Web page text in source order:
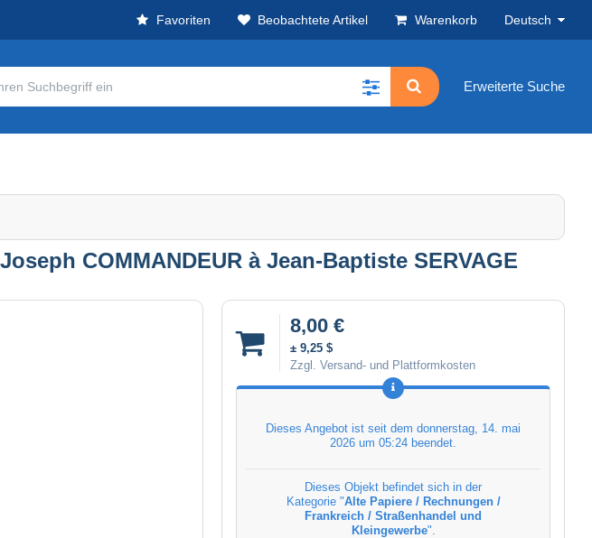
Favoriten Beobachtete Artikel Warenkorb Deutsch
Erweiterte Suche
COMMANDEUR à Jean-Baptiste SERVAGE
8,00 €
± 9,25 $
Zzgl. Versand- und Plattformkosten
Dieses Angebot ist seit dem donnerstag, 14. mai
2026 um 05:24 beendet.
Dieses Objekt befindet sich in der
Kategorie "Alte Papiere / Rechnungen /
Frankreich / Straßenhandel und
Kleingewerbe".